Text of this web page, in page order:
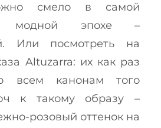
смело в самой
модной эпохе –
Или посмотреть на
Altuzarra: их как раз
всем канонам того
к такому образу –
розовый оттенок на